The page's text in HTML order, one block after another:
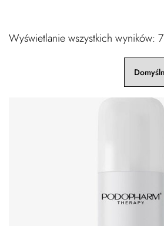
Wyświetlanie wszystkich wyników: 7